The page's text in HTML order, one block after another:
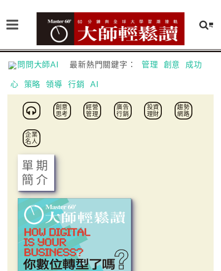
問問大師AI 最新熱門關鍵字： 管理 創意 成功
心 策略 領導 行銷 AI
創意
思考
經營
管理
廣告
行銷
投資
理財
趨勢
網路
企業
名人
單期
簡介